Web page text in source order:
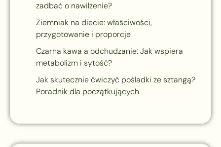
zadbać o nawilżenie?
Ziemniak na diecie: właściwości,
przygotowanie i proporcje
Czarna kawa a odchudzanie: Jak wspiera
metabolizm i sytość?
Jak skutecznie ćwiczyć pośladki ze sztangą?
Poradnik dla początkujących